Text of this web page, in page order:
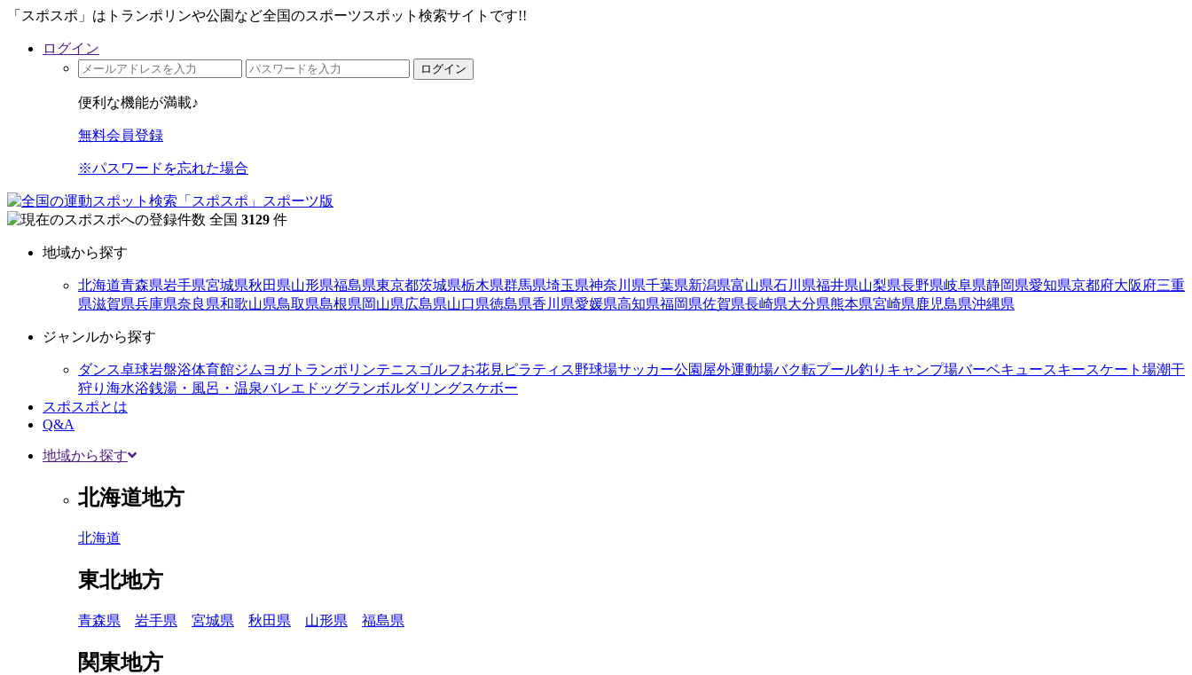
「スポスポ」はトランポリンや公園など全国のスポーツスポット検索サイトです!!
ログイン
ログイン
便利な機能が満載♪
無料会員登録
※パスワードを忘れた場合
全国 3129 件
地域から探す
北海道青森県岩手県宮城県秋田県山形県福島県東京都茨城県栃木県群馬県埼玉県神奈川県千葉県新潟県富山県石川県福井県山梨県長野県岐阜県静岡県愛知県京都府大阪府三重
県滋賀県兵庫県奈良県和歌山県鳥取県島根県岡山県広島県山口県徳島県香川県愛媛県高知県福岡県佐賀県長崎県大分県熊本県宮崎県鹿児島県沖縄県
ジャンルから探す
ダンス卓球岩盤浴体育館ジム ヨガトランポリンテニス ゴルフお花見 ピラティス野球場サッカー公園 屋外運動場バク転プール釣り キャンプ場バーベキュースキースケート場潮干
狩り 海水浴銭湯・風呂・温泉バレエ ドッグランボルダリングスケボー
スポスポとは
Q&A
地域から探す
北海道地方
北海道
東北地方
青森県 岩手県 宮城県 秋田県 山形県 福島県
関東地方